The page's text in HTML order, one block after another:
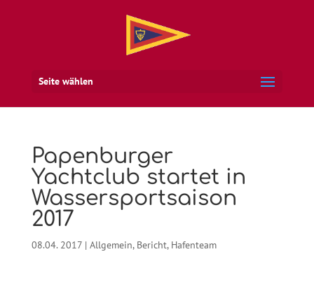
Seite wählen
Papenburger
Yachtclub startet in
Wassersportsaison
2017
08.04. 2017| Allgemein, Bericht, Hafenteam